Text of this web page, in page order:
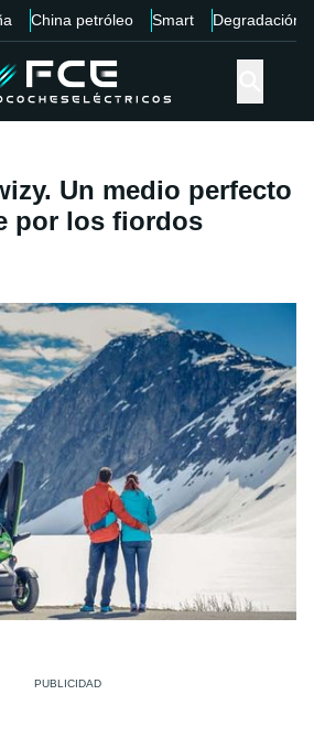
China petróleo Smart Degradación
Un medio perfecto
por los fiordos